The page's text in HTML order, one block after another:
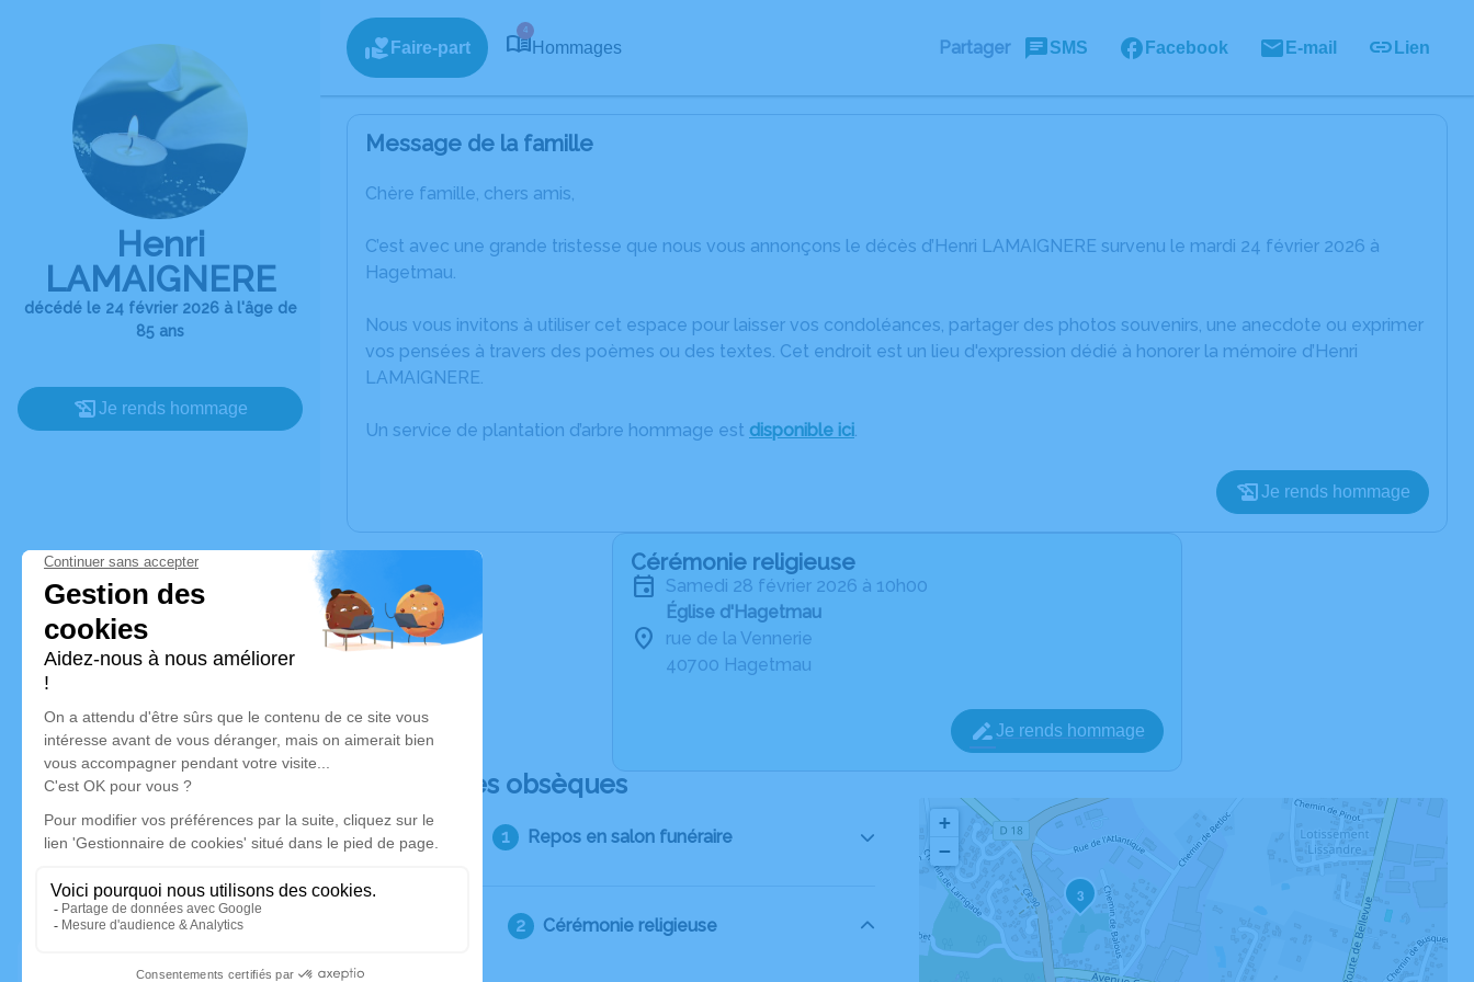
Henri
LAMAIGNERE
décédé le 24 février 2026 à l'âge de
85 ans
Je rends hommage
Faire-part
4
Hommages Partager SMS Facebook E-mail Lien
Message de la famille
Chère famille, chers amis,
C’est avec une grande tristesse que nous vous annonçons le décès d’Henri LAMAIGNERE survenu le mardi 24 février 2026 à
Hagetmau.
Nous vous invitons à utiliser cet espace pour laisser vos condoléances, partager des photos souvenirs, une anecdote ou exprimer
vos pensées à travers des poèmes ou des textes. Cet endroit est un lieu d'expression dédié à honorer la mémoire d’Henri
LAMAIGNERE.
Un service de plantation d’arbre hommage est disponible ici.
Je rends hommage
Cérémonie religieuse
samedi 28 février 2026 à 10h00
Église d'Hagetmau
rue de la Vennerie
40700 Hagetmau
Je rends hommage
Déroulé des obsèques
Repos en salon funéraire
Cérémonie religieuse
3
+
−